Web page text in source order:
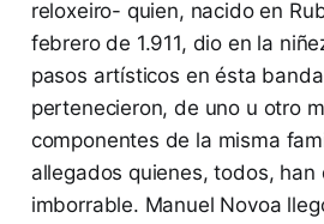
reloxeiro- quien, nacido en
febrero de 1.911, dio en la
pasos artísticos en ésta
pertenecieron, de uno u otro
componentes de la misma
allegados quienes, todos, han
imborrable. Manuel Novoa